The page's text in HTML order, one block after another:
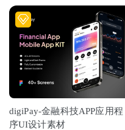
digiPay-金融科技APP应用程
序UI设计素材